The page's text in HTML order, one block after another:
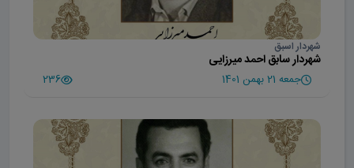
شهردار اسبق
شهردار سابق احمد میرزایی
جمعه 21 بهمن 1401 236